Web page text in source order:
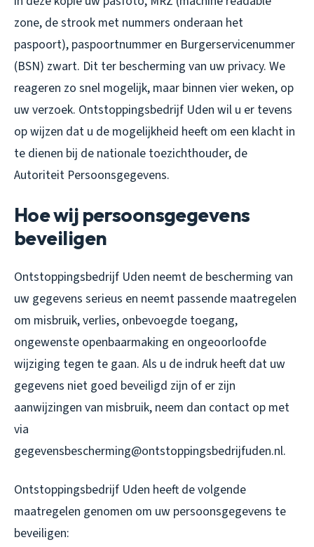
zone, de strook met nummers onderaan het
paspoort), paspoortnummer en Burgerservicenummer
(BSN) zwart. Dit ter bescherming van uw privacy. We
reageren zo snel mogelijk, maar binnen vier weken, op
uw verzoek. Ontstoppingsbedrijf Uden wil u er tevens
op wijzen dat u de mogelijkheid heeft om een klacht in
te dienen bij de nationale toezichthouder, de
Autoriteit Persoonsgegevens.
Hoe wij persoonsgegevens
beveiligen
Ontstoppingsbedrijf Uden neemt de bescherming van
uw gegevens serieus en neemt passende maatregelen
om misbruik, verlies, onbevoegde toegang,
ongewenste openbaarmaking en ongeoorloofde
wijziging tegen te gaan. Als u de indruk heeft dat uw
gegevens niet goed beveiligd zijn of er zijn
aanwijzingen van misbruik, neem dan contact op met
via
gegevensbescherming@ontstoppingsbedrijfuden.nl.
Ontstoppingsbedrijf Uden heeft de volgende
maatregelen genomen om uw persoonsgegevens te
beveiligen: